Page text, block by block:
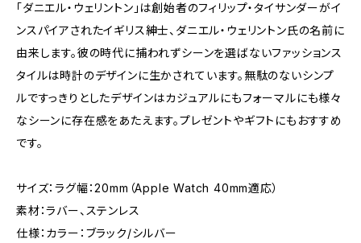
「ダニエル・ウェリントン」は創始者のフィリップ・タイサンダーがイ
ンスパイアされたイギリス紳士、ダニエル・ウェリントン氏の名前に
由来します。彼の時代に捕われずシーンを選ばないファッションス
タイルは時計のデザインに生かされています。無駄のないシンプ
ルですっきりとしたデザインはカジュアルにもフォーマルにも様々
なシーンに存在感をあたえます。プレゼントやギフトにもおすすめ
です。
サイズ：ラグ幅：20mm（Apple Watch 40mm適応）
素材：ラバー、ステンレス
仕様：カラー：ブラック/シルバー